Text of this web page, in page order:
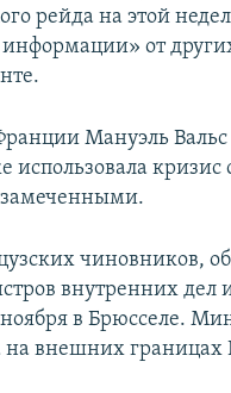
рейда на этой
от
Мануэль Вальс
чиновников,
внутренних дел
в Брюсселе.
на внешних